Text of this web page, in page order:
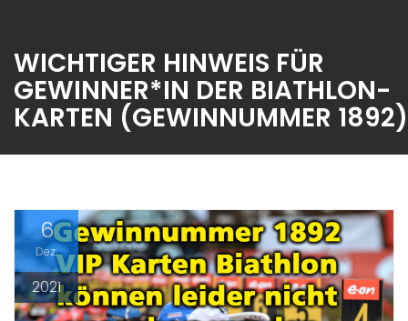
WICHTIGER HINWEIS FÜR
GEWINNER*IN DER BIATHLON-
KARTEN (GEWINNUMMER
6
Dez.
2021